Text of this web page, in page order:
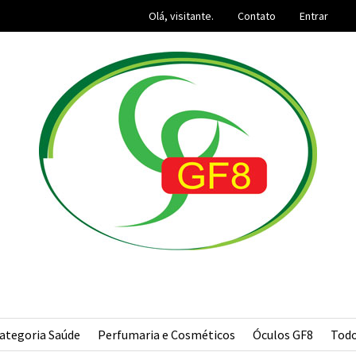
Olá, visitante. Contato Entrar
Saúde Perfumaria e Cosméticos Óculos GF8